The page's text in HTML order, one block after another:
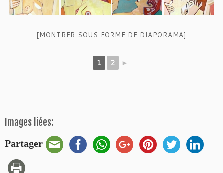
[MONTRER SOUS FORME DE DIAPORAMA]
1 2 ►
Images liées:
Partager